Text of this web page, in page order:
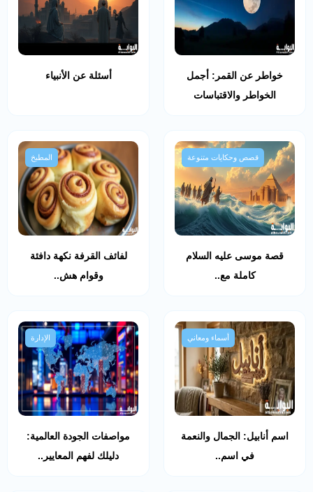
خواطر عن القمر: أجمل
الخواطر والاقتباسات
أسئلة عن الأنبياء
قصص وحكايات متنوعة
قصة موسى عليه السلام
كاملة مع..
المطبخ
لفائف القرفة نكهة دافئة
وقوام هش..
أسماء ومعاني
اسم أنابيل: الجمال والنعمة
في اسم..
الإدارة
مواصفات الجودة العالمية:
دليلك لفهم المعايير..